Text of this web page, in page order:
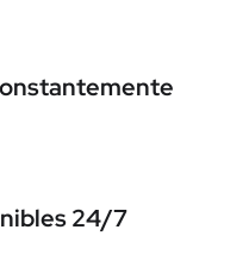
24/7